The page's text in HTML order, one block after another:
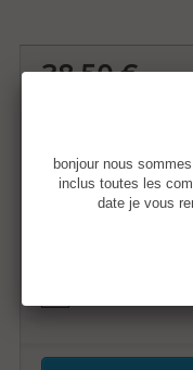
38,50 €
bonjour nous
inclus toutes les
date je vous